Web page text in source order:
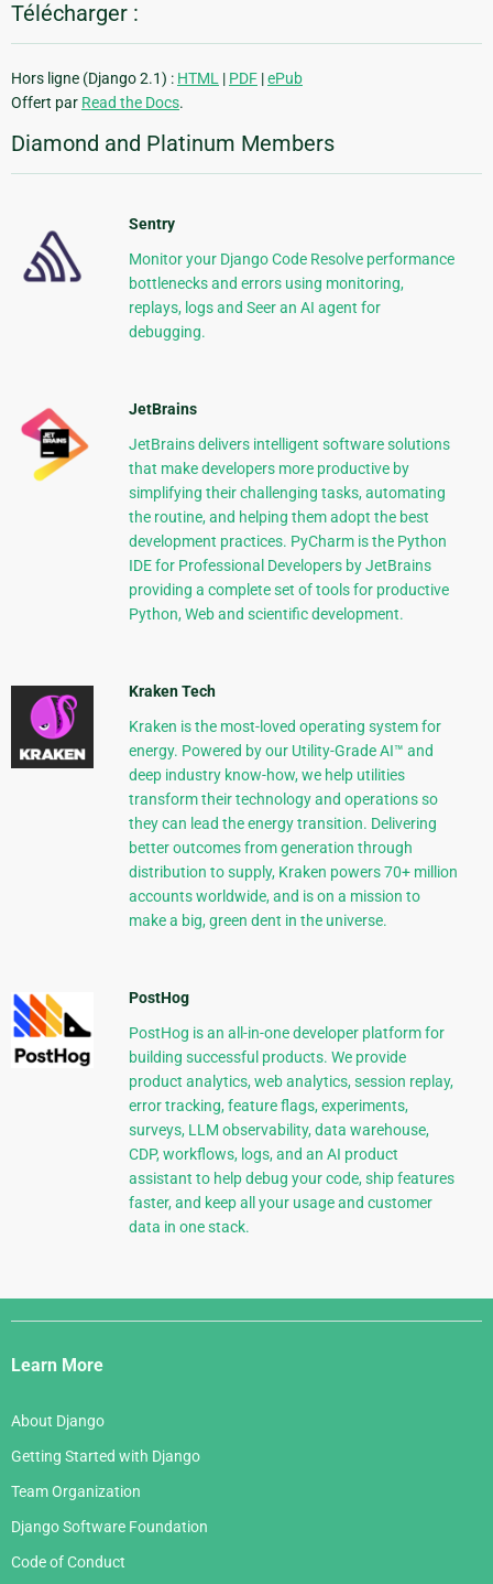
Télécharger :
Hors ligne (Django 2.1) : HTML | PDF |ePub
Offert par Read the Docs.
Diamond and Platinum Members
Sentry
Monitor your Django Code Resolve performance
bottlenecks and errors using monitoring,
replays, logs and Seer an AI agent for
debugging.
JetBrains
JetBrains delivers intelligent software solutions
that make developers more productive by
simplifying their challenging tasks, automating
the routine, and helping them adopt the best
development practices. PyCharm is the Python
IDE for Professional Developers by JetBrains
providing a complete set of tools for productive
Python, Web and scientific development.
Kraken Tech
Kraken is the most-loved operating system for
energy. Powered by our Utility-Grade AI™ and
deep industry know-how, we help utilities
transform their technology and operations so
they can lead the energy transition. Delivering
better outcomes from generation through
distribution to supply, Kraken powers 70+ million
accounts worldwide, and is on a mission to
make a big, green dent in the universe.
PostHog
PostHog is an all-in-one developer platform for
building successful products. We provide
product analytics, web analytics, session replay,
error tracking, feature flags, experiments,
surveys, LLM observability, data warehouse,
CDP, workflows, logs, and an AI product
assistant to help debug your code, ship features
faster, and keep all your usage and customer
data in one stack.
Django
Links
Learn More
About Django
Getting Started with Django
Team Organization
Django Software Foundation
Code of Conduct